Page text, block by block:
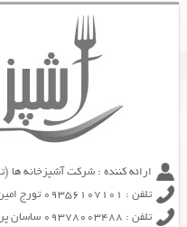
ارائه کننده : شرکت آشپزخانه ها
تلفن : 09356107101 تورج امین فر
تلفن : 09378003488 ساسان پرتو